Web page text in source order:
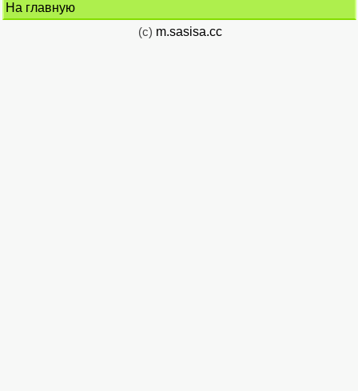
На главную
(c) m.sasisa.cc